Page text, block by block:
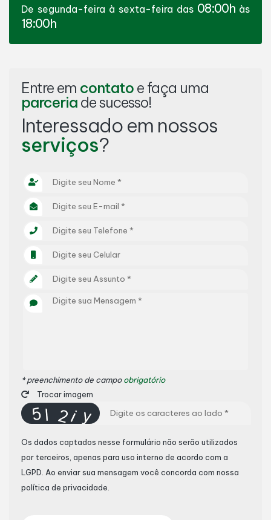
De segunda-feira à sexta-feira das 08:00h às
18:00h
Entre em contato e faça uma
parceria de sucesso!
Interessado em nossos
serviços?
* preenchimento de campoobrigatório
Trocar imagem
Os dados captados nesse formulário não serão utilizados
por terceiros, apenas para uso interno de acordo com a
LGPD . Ao enviar sua mensagem você concorda com nossa
política de privacidade.